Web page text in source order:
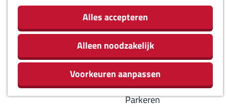
Alles accepteren
Alleen noodzakelijk
Voorkeuren aanpassen
t
e
t
a
a
Eten en drinken
Routes
Rondom Harlingen
Jachthaven De
Leeuwenbrug
Parkeren